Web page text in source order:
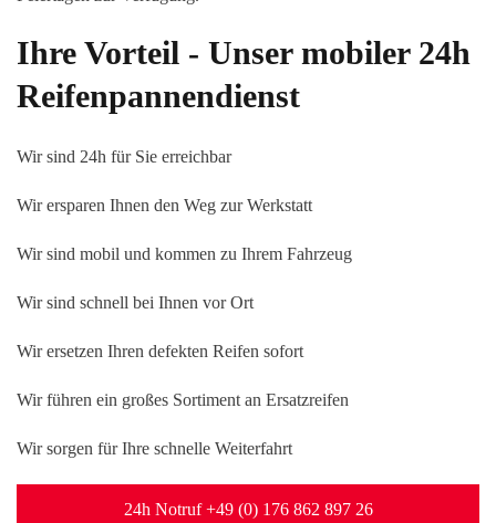
Ihre Vorteil - Unser mobiler 24h
Reifenpannendienst
Wir sind 24h für Sie erreichbar
Wir ersparen Ihnen den Weg zur Werkstatt
Wir sind mobil und kommen zu Ihrem Fahrzeug
Wir sind schnell bei Ihnen vor Ort
Wir ersetzen Ihren defekten Reifen sofort
Wir führen ein großes Sortiment an Ersatzreifen
Wir sorgen für Ihre schnelle Weiterfahrt
24h Notruf +49 (0) 176 862 897 26